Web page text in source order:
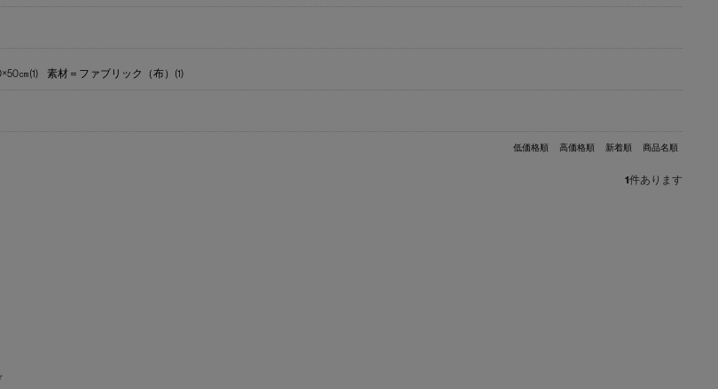
㎝(1) 素材＝ファブリック（布）(1)
低価格順 高価格順 新着順 商品名順
1件あります